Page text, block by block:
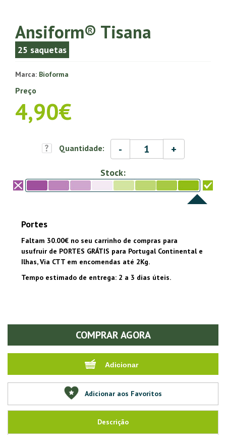
Ansiform® Tisana
25 saquetas
Marca: Bioforma
Preço
4,90€
Quantidade: - +
Stock:
Portes
Faltam 30.00€ no seu carrinho de compras para
usufruir de PORTES GRÁTIS para Portugal Continental e
Ilhas, Via CTT em encomendas até 2Kg.
Tempo estimado de entrega: 2 a 3 dias úteis.
COMPRAR AGORA
Adicionar aos Favoritos
Descrição